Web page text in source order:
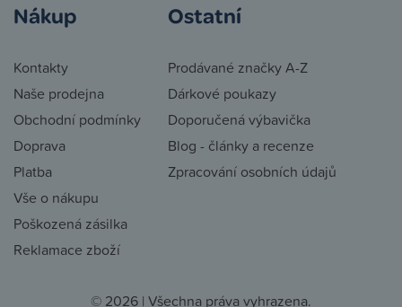
Nákup
Kontakty
Naše prodejna
Obchodní podmínky
Doprava
Platba
Vše o nákupu
Poškozená zásilka
Reklamace zboží
Ostatní
Prodávané značky A-Z
Dárkové poukazy
Doporučená výbavička
Blog - články a recenze
Zpracování osobních údajů
© 2026 | Všechna práva vyhrazena.